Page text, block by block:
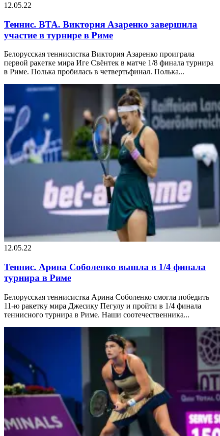
12.05.22
Теннис. ВТА. Виктория Азаренко завершила
участие в турнире в Риме
Белорусская теннисистка Виктория Азаренко проиграла
первой ракетке мира Иге Свёнтек в матче 1/8 финала турнира
в Риме. Полька пробилась в четвертьфинал. Полька...
12.05.22
Теннис. Арина Соболенко вышла в 1/4 финала
турнира в Риме
Белорусская теннисистка Арина Соболенко смогла победить
11-ю ракетку мира Джесику Пегулу и пройти в 1/4 финала
теннисного турнира в Риме. Наши соотечественника...